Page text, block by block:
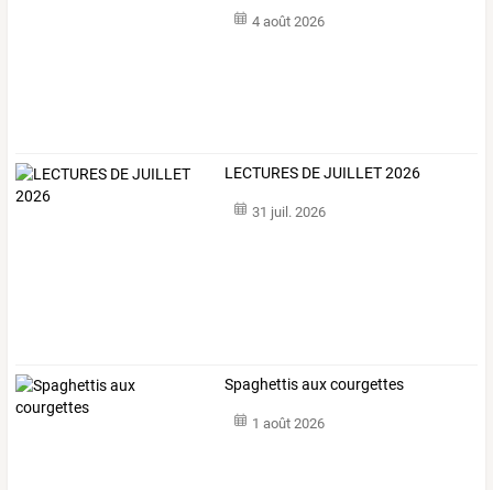
4 août 2026
LECTURES DE JUILLET 2026
31 juil. 2026
Spaghettis aux courgettes
1 août 2026